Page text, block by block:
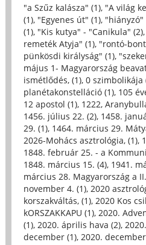
"a Szűz kalásza" (1), "A világ
(1), "Egyenes út" (1), "hiányzó"
(1), "Kis kutya" - "Canikula" (2),
remeték Atyja" (1), "rontó-
pünkösdi királyság" (1),
május 1- Magyarország
ismétlődés, (1), 0 szimbolikája
planétakonstelláció (1), 105
12 apostol (1), 1222,
1456. július 22. (2), 1458.
29. (1), 1464. március 29.
2026-Mohács asztrológia, (1),
1848. február 25. - a
1848. március 15. (4), 1941.
március 28. Magyarország a
november 4. (1), 2020
korszakváltás, (1), 2020 Kos
kORSZAKKAPU (1), 2020.
(1), 2020. április hava (2),
december (1), 2020.